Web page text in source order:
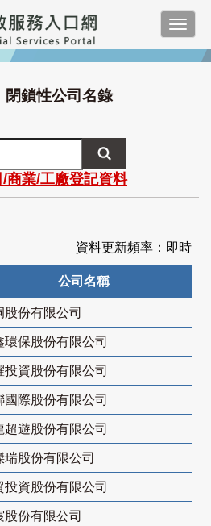
閉鎖性公司名錄
/商業/工廠登記資料
資料更新頻率：即時
公司名稱
股份有限公司
環保股份有限公司
投資股份有限公司
國際股份有限公司
超遊股份有限公司
瑞股份有限公司
投資股份有限公司
股份有限公司